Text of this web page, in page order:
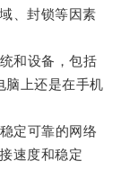
、封锁等因素
和设备，包括
脑上还是在手机
定可靠的网络
速度和稳定